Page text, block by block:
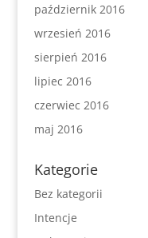
październik 2016
wrzesień 2016
sierpień 2016
lipiec 2016
czerwiec 2016
maj 2016
Kategorie
Bez kategorii
Intencje